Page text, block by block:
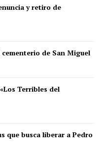
y retiro de
de San Miguel
Terribles del
que busca liberar a Pedro